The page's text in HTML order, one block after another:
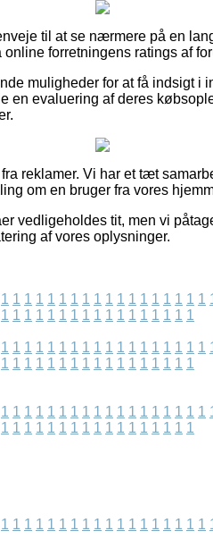
til at se nærmere på en
forretningens ratings af
muligheder for at få indsigt i
en evaluering af deres
reklamer. Vi har et tæt
om en bruger fra vores
vedligeholdes tit, men vi
af vores oplysninger.
1 1 1 1 1 1 1 1 1 1 1 1 1 1 1 1 1 1
1 1 1 1 1 1 1 1 1 1 1 1 1 1 1 1 1
1 1 1 1 1 1 1 1 1 1 1 1 1 1 1 1 1 1
1 1 1 1 1 1 1 1 1 1 1 1 1 1 1 1 1
1 1 1 1 1 1 1 1 1 1 1 1 1 1 1 1 1 1
1 1 1 1 1 1 1 1 1 1 1 1 1 1 1 1 1
1 1 1 1 1 1 1 1 1 1 1 1 1 1 1 1 1 1